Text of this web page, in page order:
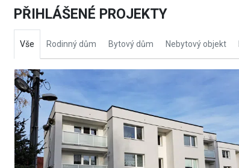
PŘIHLÁŠENÉ PROJEKTY
Vše Rodinný dům Bytový dům Nebytový objekt